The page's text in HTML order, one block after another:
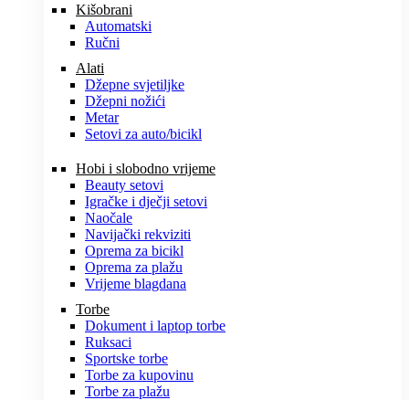
Kišobrani
Automatski
Ručni
Alati
Džepne svjetiljke
Džepni nožići
Metar
Setovi za auto/bicikl
Hobi i slobodno vrijeme
Beauty setovi
Igračke i dječji setovi
Naočale
Navijački rekviziti
Oprema za bicikl
Oprema za plažu
Vrijeme blagdana
Torbe
Dokument i laptop torbe
Ruksaci
Sportske torbe
Torbe za kupovinu
Torbe za plažu